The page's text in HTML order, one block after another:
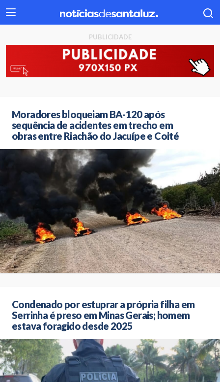
404
Moradores bloqueiam BA-120 após
sequência de acidentes em trecho em
obras entre Riachão do Jacuípe e Coité
Condenado por estuprar a própria filha em
Serrinha é preso em Minas Gerais; homem
estava foragido desde 2025